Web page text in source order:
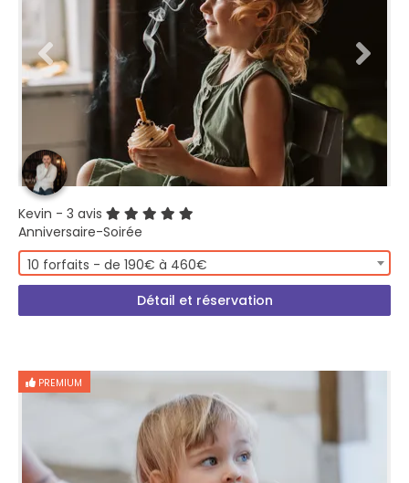
Kevin - 3 avis
Anniversaire-Soirée
10 forfaits - de 190€ à 460€
Détail et réservation
PREMIUM